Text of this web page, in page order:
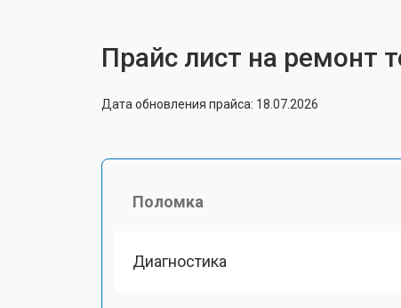
Прайс лист на ремонт
Дата обновления прайса: 18.07.2026
Поломка
Диагностика